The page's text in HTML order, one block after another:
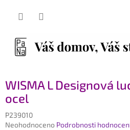
WISMA L Designová
ocel
P239010
Průměrné
Neohodnoceno Podrobnosti